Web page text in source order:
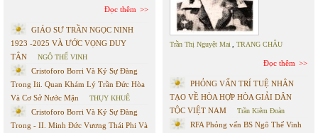
Đọc thêm
GIÁO SƯ TRẦN NGỌC NINH
1923 -2025 VÀ ƯỚC VỌNG DUY
TÂN
NGÔ THẾ VINH
Cristoforo Borri Và Ký Sự Đàng
Trong Iii. Quan Khám Lý Trần Đức Hòa
Và Cơ Sở Nước Mặn
THỤY KHUÊ
Cristoforo Borri Và Ký Sự Đàng
Trong - II. Minh Đức Vương Thái Phi Và
Trần Thị Nguyệt Mai TRANG CHÂU
Đọc thêm
PHỎNG VẤN TRÍ TUỆ NHÂN
TẠO VỀ HÒA HỢP HÒA GIẢI DÂN
TỘC VIỆT NAM
Trần Kiêm Đoàn
RFA Phỏng vấn BS Ngô Thế Vinh